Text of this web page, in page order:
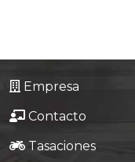
Empresa
Contacto
Tasaciones